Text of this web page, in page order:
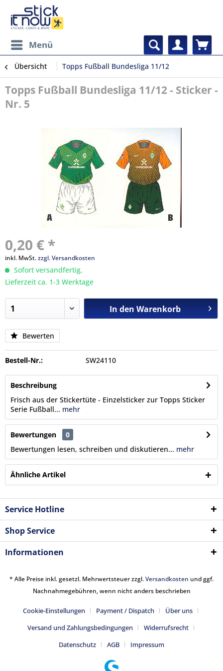
Menü
Übersicht Topps Fußball Bundesliga 11/12
Topps Fußball Bundesliga 11/12 - Sticker -
Nr. 5
0,20 € *
inkl. MwSt.zzgl. Versandkosten
Sofort versandfertig,
Lieferzeit ca. 1-3 Werktage
In den Warenkorb
Bewerten
Bestell-Nr.: SW24110
Beschreibung
Frisch aus der Stickertüte - Einzelsticker zur Topps Sticker
Serie Fußball... mehr
Bewertungen
0
Bewertungen lesen, schreiben und diskutieren... mehr
Ähnliche Artikel
Service Hotline
Shop Service
Informationen
* Alle Preise inkl. gesetzl. Mehrwertsteuer zzgl.Versandkosten und ggf.
Nachnahmegebühren, wenn nicht anders beschrieben
Cookie-Einstellungen Payment / Dispatch
Über uns
Versand und Zahlungsbedingungen
Widerrufsrecht
Datenschutz
AGB Impressum